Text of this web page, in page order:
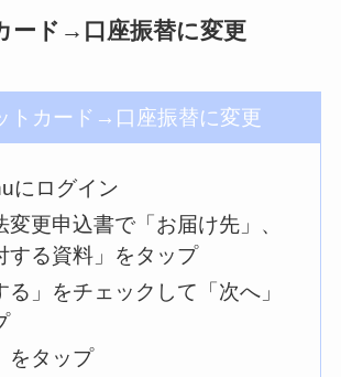
ード→口座振替に変更
トカード→口座振替に変更
にログイン
変更申込書で「お届け先」、
する資料」をタップ
る」をチェックして「次へ」
をタップ